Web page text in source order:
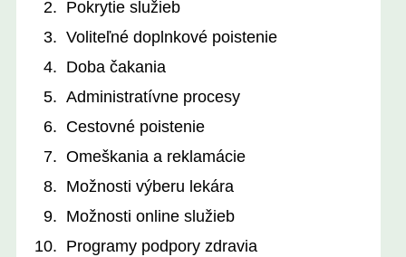
Pokrytie služieb
Voliteľné doplnkové poistenie
Doba čakania
Administratívne procesy
Cestovné poistenie
Omeškania a reklamácie
Možnosti výberu lekára
Možnosti online služieb
Programy podpory zdravia